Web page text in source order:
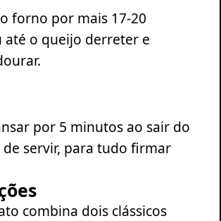
forno por mais 17-20
até o queijo derreter e
por 5 minutos ao sair do
servir, para tudo firmar
combina dois clássicos